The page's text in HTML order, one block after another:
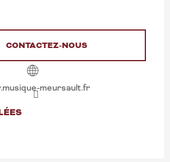
CONTACTEZ-NOUS
meursault.fr